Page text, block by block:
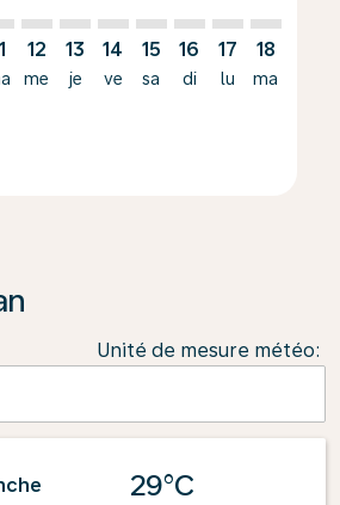
12
me
13
je
14
ve
15
sa
16
di
17
lu
18
ma
Unité de mesure météo:
29°C